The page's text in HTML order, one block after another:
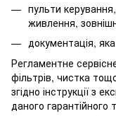
пульти
живлення,
документація,
Регламентне
фільтрів, чистка
згідно інструкції з
даного гарантійного